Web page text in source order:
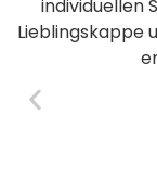
individuellen
Lieblingskappe